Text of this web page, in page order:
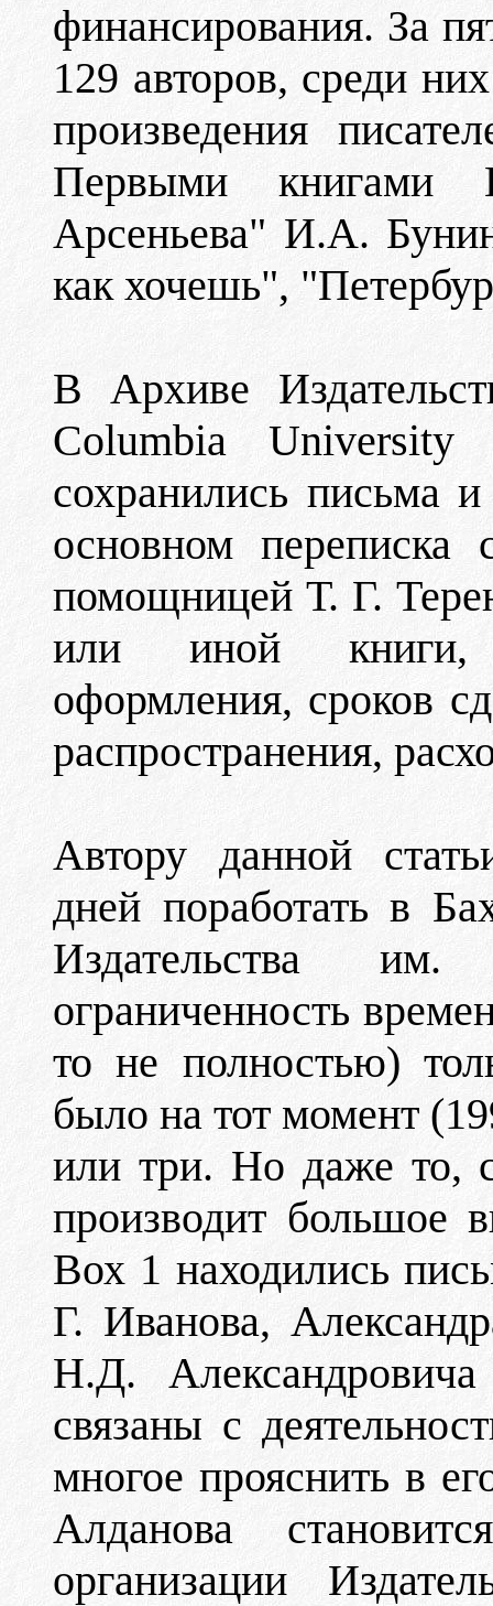
финансирования. За
129 авторов, среди
произведения
Первыми книгами
Арсеньева" И.А.
как хочешь",
В Архиве
Columbia
сохранились письма
основном
помощницей Т. Г.
или иной книги,
оформления, сроков
распространения,
Автору данной
дней поработать в
Издательства
ограниченность
то не полностью)
было на тот момент
или три. Но даже то,
производит большое
Вох 1 находились
Г. Иванова,
Н.Д.
связаны с
многое прояснить в
Алданова
организации